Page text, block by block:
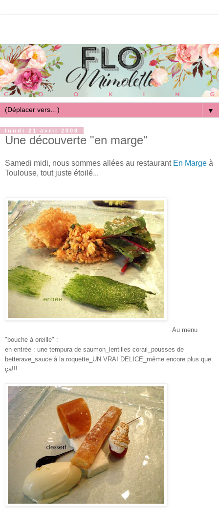
▼
lundi 21 avril 2008
Une découverte "en marge"
Samedi midi, nous sommes allées au restaurant En Marge à
Toulouse, tout juste étoilé...
Au menu
"bouche à oreille" :
en entrée : une tempurade saumon_lentilles corail_pousses de
betterave_sauce à la roquette_UN VRAI
DELICE _même encore plus que
ça!!!